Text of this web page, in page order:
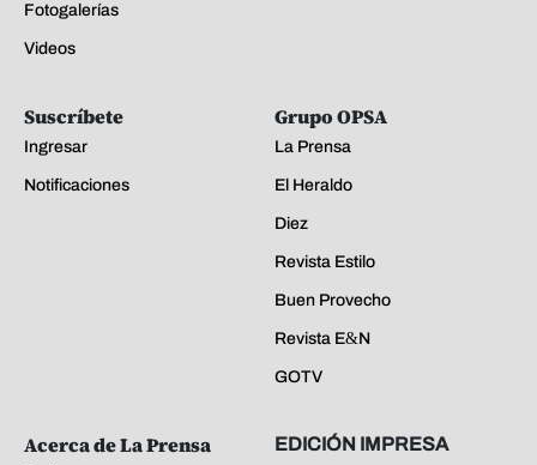
Fotogalerías
Videos
Suscríbete
Ingresar
Notificaciones
Grupo OPSA
La Prensa
El Heraldo
Diez
Revista Estilo
Buen Provecho
Revista E&N
GOTV
Acerca de La Prensa EDICIÓN IMPRESA